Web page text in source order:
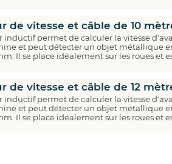
de vitesse et câble de 10
inductif permet de calculer la vitesse
et peut détecter un objet métallique
Il se place idéalement sur les roues et
de vitesse et câble de 12
inductif permet de calculer la vitesse
et peut détecter un objet métallique
Il se place idéalement sur les roues et
Economisez
5%*